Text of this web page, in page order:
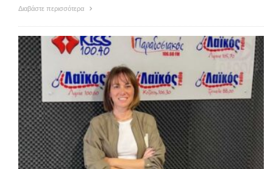
Διαβάστε περισσότερα